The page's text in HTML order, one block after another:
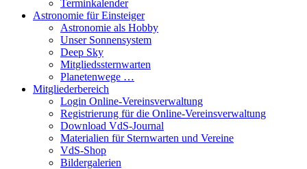
Terminkalender
Astronomie für Einsteiger
Astronomie als Hobby
Unser Sonnensystem
Deep Sky
Mitgliedssternwarten
Planetenwege …
Mitgliederbereich
Login Online-Vereinsverwaltung
Registrierung für die Online-Vereinsverwaltung
Download VdS-Journal
Materialien für Sternwarten und Vereine
VdS-Shop
Bildergalerien